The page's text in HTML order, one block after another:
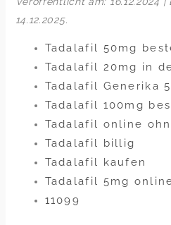
14.12.2025.
Tadalafil 50mg
Tadalafil 20mg in
Tadalafil Generika
Tadalafil 100mg
Tadalafil online
Tadalafil billig
Tadalafil kaufen
Tadalafil 5mg
11099